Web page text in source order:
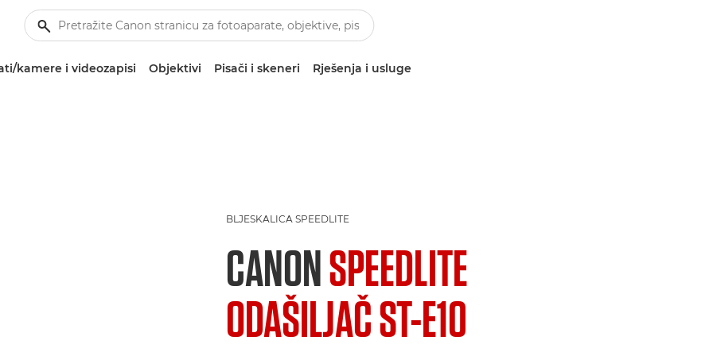
kamere i videozapisi Objektivi Pisači i skeneri Rješenja i usluge
BLJESKALICA SPEEDLITE
CANONSPEEDLITE
ODAŠILJAČ ST-E10